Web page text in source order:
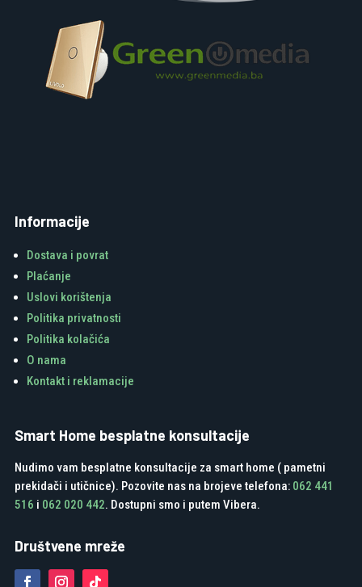
Informacije
Dostava i povrat
Plaćanje
Uslovi korištenja
Politika privatnosti
Politika kolačića
O nama
Kontakt i reklamacije
Smart Home besplatne konsultacije
Nudimo vam besplatne konsultacije za smart home ( pametni
prekidači i utičnice). Pozovite nas na brojeve telefona: 062 441
516 i 062 020 442. Dostupni smo i putem Vibera.
Društvene mreže